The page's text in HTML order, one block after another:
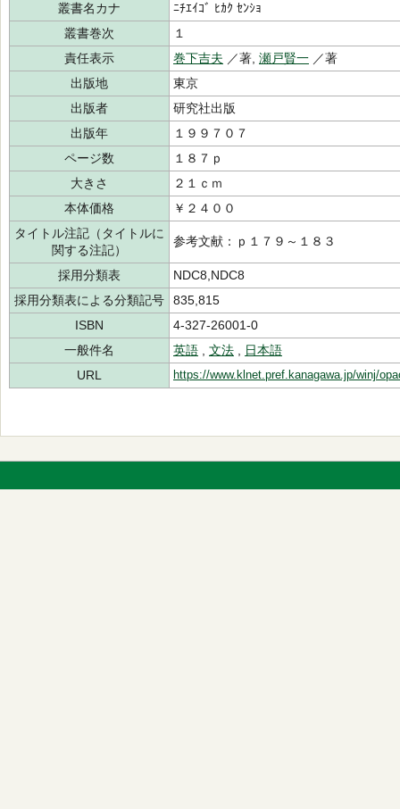
叢書名カナ
ﾆﾁｴｲｺﾞ ﾋｶｸ ｾﾝｼｮ
叢書巻次
１
責任表示
巻下吉夫 ／著, 瀬戸賢一 ／著
出版地
東京
出版者
研究社出版
出版年
１９９７０７
ページ数
１８７ｐ
大きさ
２１ｃｍ
本体価格
￥２４００
タイトル注記（タイトルに
関する注記）
参考文献：ｐ１７９～１８３
採用分類表
NDC8,NDC8
採用分類表による分類記号
835,815
ISBN
4-327-26001-0
一般件名
英語 文法
日本語
URL
https://www.klnet.pref.kanagawa.jp/winj/